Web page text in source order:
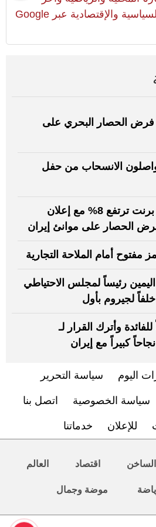
المستجدات السياسية والإقتصادية عبر Google
فرض الحصار البحري على
الانسحاب من حفل
العقود الآجلة لخام برنت ترتفع 8% مع إعلان
الحصار على موانئ إيران
أمام الملاحة التجارية
رئيساً لمجلس الاحتياطي
خلفاً لجيروم بأول
وأترك القرار لـ
كبيراً مع إيران
اليوم سياسة التحرير
سياسة الخصوصية اتصل بنا
للإعلان خدماتنا
اقتصاد العالم
موضة وجمال